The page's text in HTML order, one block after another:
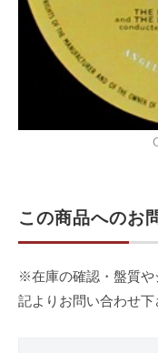
この商品へのお
※在庫の確認・盤質や
記よりお問い合わせ下